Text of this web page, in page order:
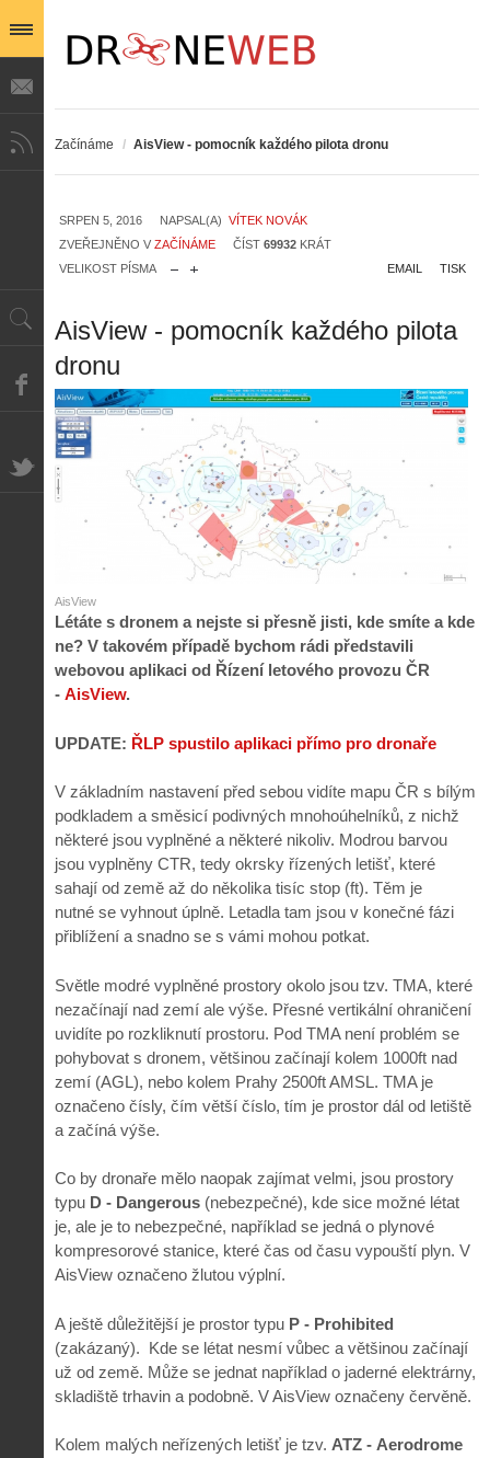
Začínáme / AisView - pomocník každého pilota dronu
SRPEN 5, 2016 NAPSAL(A) VÍTEK NOVÁK
ZVEŘEJNĚNO V ZAČÍNÁME ČÍST 69932 KRÁT
VELIKOST PÍSMA
TISK
EMAIL
AisView - pomocník každého pilota
dronu
AisView
Létáte s dronem a nejste si přesně jisti, kde smíte a kde
ne? V takovém případě bychom rádi představili
webovou aplikaci od Řízení letového provozu ČR
- AisView.
UPDATE: ŘLP spustilo aplikaci přímo pro dronaře
V základním nastavení před sebou vidíte mapu ČR s bílým
podkladem a směsicí podivných mnohoúhelníků, z nichž
některé jsou vyplněné a některé nikoliv. Modrou barvou
jsou vyplněny CTR, tedy okrsky řízených letišť, které
sahají od země až do několika tisíc stop (ft). Těm je
nutné se vyhnout úplně. Letadla tam jsou v konečné fázi
přiblížení a snadno se s vámi mohou potkat.
Světle modré vyplněné prostory okolo jsou tzv. TMA, které
nezačínají nad zemí ale výše. Přesné vertikální ohraničení
uvidíte po rozkliknutí prostoru. Pod TMA není problém se
pohybovat s dronem, většinou začínají kolem 1000ft nad
zemí (AGL), nebo kolem Prahy 2500ft AMSL. TMA je
označeno čísly, čím větší číslo, tím je prostor dál od letiště
a začíná výše.
Co by dronaře mělo naopak zajímat velmi, jsou prostory
typu D - Dangerous (nebezpečné), kde sice možné létat
je, ale je to nebezpečné, například se jedná o plynové
kompresorové stanice, které čas od času vypouští plyn. V
AisView označeno žlutou výplní.
A ještě důležitější je prostor typu P - Prohibited
(zakázaný). Kde se létat nesmí vůbec a většinou začínají
už od země. Může se jednat například o jaderné elektrárny,
skladiště trhavin a podobně. V AisView označeny červěně.
Kolem malých neřízených letišť je tzv. ATZ - Aerodrome